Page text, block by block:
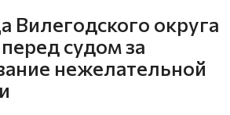
Вилегодского округа
судом за
нежелательной